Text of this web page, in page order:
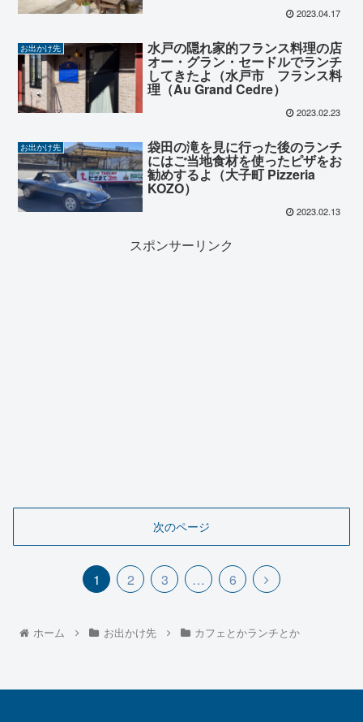
2023.04.17
お出かけ先 水戸の隠れ家的フランス料理の店
オー・グラン・セードルでランチ
してきたよ（水戸市 フランス料
理（Au Grand Cedre）
2023.02.23
お出かけ先 袋田の滝を見に行った後のランチ
にはご当地食材を使ったピザをお
勧めするよ（大子町 Pizzeria
KOZO）
2023.02.13
スポンサーリンク
次のページ
1 2 3 … 6
ホーム お出かけ先 カフェとかランチとか